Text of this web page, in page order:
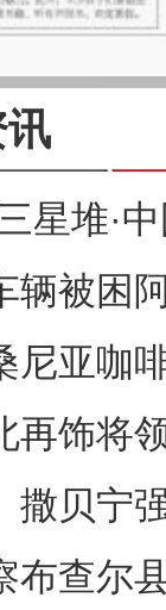
星堆·
辆被困
尼亚咖
再饰将
温
撒贝宁
啊
布查尔